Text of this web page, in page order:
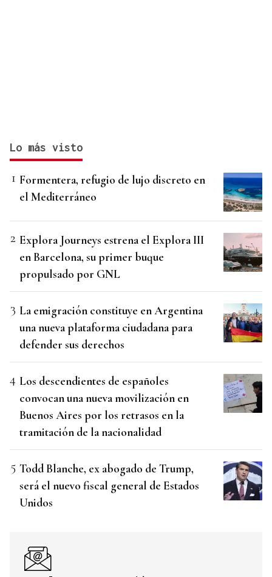
Lo más visto
Formentera, refugio de lujo discreto en
el Mediterráneo
Explora Journeys estrena el Explora III
en Barcelona, su primer buque
propulsado por GNL
La emigración constituye en Argentina
una nueva plataforma ciudadana para
defender sus derechos
Los descendientes de españoles
convocan una nueva movilización en
Buenos Aires por los retrasos en la
tramitación de la nacionalidad
Todd Blanche, ex abogado de Trump,
será el nuevo fiscal general de Estados
Unidos